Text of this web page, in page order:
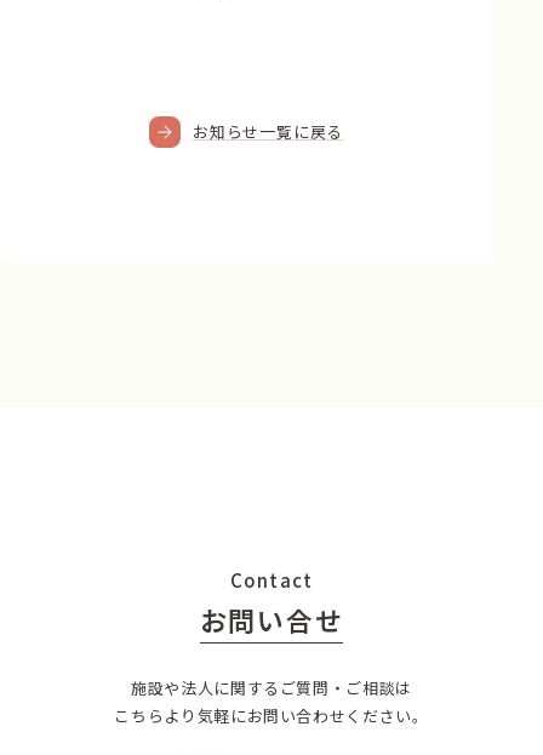
お知らせ一覧に戻る
Contact
お問い合せ
施設や法人に関するご質問・ご相談は
こちらより気軽にお問い合わせください。